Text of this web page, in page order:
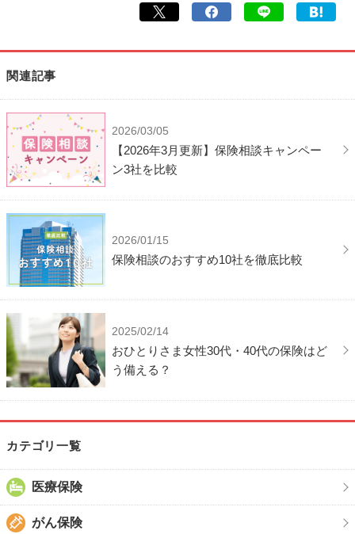
関連記事
2026/03/05
【2026年3月更新】保険相談キャンペー
ン3社を比較
2026/01/15
保険相談のおすすめ10社を徹底比較
2025/02/14
おひとりさま女性30代・40代の保険はど
う備える？
カテゴリ一覧
医療保険
がん保険